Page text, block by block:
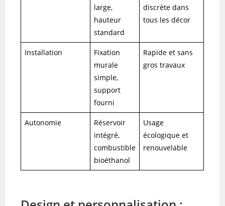
large,
hauteur
standard
discrète dans
tous les décor
Installation
Fixation
murale
simple,
support
fourni
Rapide et sans
gros travaux
Autonomie
Réservoir
intégré,
combustible
bioéthanol
Usage
écologique et
renouvelable